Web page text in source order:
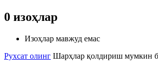
0 изоҳлар
Изоҳлар мавжуд емас
Рухсат олинг Шарҳлар қолдириш мумкин